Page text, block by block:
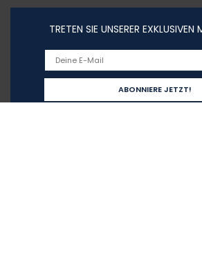
TRETEN SIE UNSERER EXKLUSIVEN